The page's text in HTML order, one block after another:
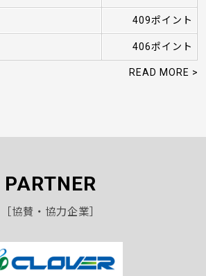
409ポイント
406ポイント
READ MORE >
PARTNER
［協賛・協力企業］